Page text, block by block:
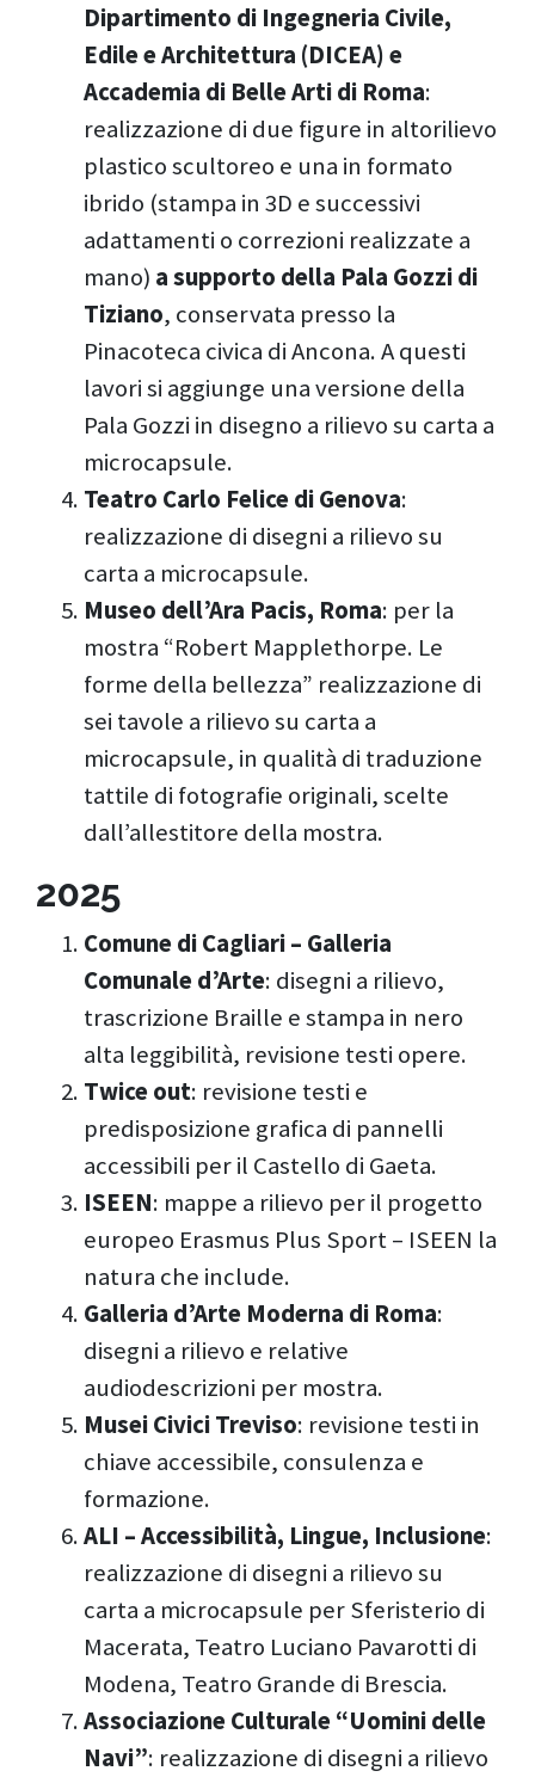
Dipartimento di Ingegneria Civile,
Edile e Architettura (DICEA) e
Accademia di Belle Arti di Roma:
realizzazione di due figure in altorilievo
plastico scultoreo e una in formato
ibrido (stampa in 3D e successivi
adattamenti o correzioni realizzate a
mano) a supporto della Pala Gozzi di
Tiziano, conservata presso la
Pinacoteca civica di Ancona. A questi
lavori si aggiunge una versione della
Pala Gozzi in disegno a rilievo su carta a
microcapsule.
Teatro Carlo Felice di Genova:
realizzazione di disegni a rilievo su
carta a microcapsule.
Museo dell’Ara Pacis, Roma: per la
mostra “Robert Mapplethorpe. Le
forme della bellezza” realizzazione di
sei tavole a rilievo su carta a
microcapsule, in qualità di traduzione
tattile di fotografie originali, scelte
dall’allestitore della mostra.
2025
Comune di Cagliari – Galleria
Comunale d’Arte: disegni a rilievo,
trascrizione Braille e stampa in nero
alta leggibilità, revisione testi opere.
Twice out: revisione testi e
predisposizione grafica di pannelli
accessibili per il Castello di Gaeta.
ISEEN: mappe a rilievo per il progetto
europeo Erasmus Plus Sport – ISEEN la
natura che include.
Galleria d’Arte Moderna di Roma:
disegni a rilievo e relative
audiodescrizioni per mostra.
Musei Civici Treviso: revisione testi in
chiave accessibile, consulenza e
formazione.
ALI – Accessibilità, Lingue, Inclusione:
realizzazione di disegni a rilievo su
carta a microcapsule per Sferisterio di
Macerata, Teatro Luciano Pavarotti di
Modena, Teatro Grande di Brescia.
Associazione Culturale “Uomini delle
Navi”: realizzazione di disegni a rilievo